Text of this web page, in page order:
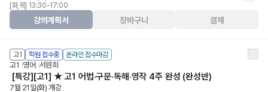
[화,목] 13:30-17:00
강의계획서 장바구니 결제
고1 학원 접수중 온라인 접수마감
고1 영어 서원희
[특강][고1] ★ 고1 어법·구문·독해·영작 4주 완성 (완성반)
7월 21일(화) 개강